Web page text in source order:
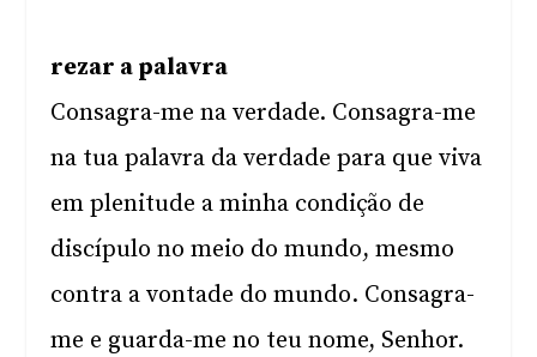
rezar a palavra
Consagra-me na verdade. Consagra-me
na tua palavra da verdade para que viva
em plenitude a minha condição de
discípulo no meio do mundo, mesmo
contra a vontade do mundo. Consagra-
me e guarda-me no teu nome, Senhor.